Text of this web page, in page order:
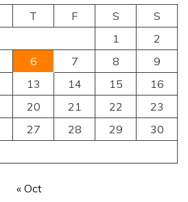
T F S
S
1
2
6 7 8
9
13 14 15
16
20 21 22
23
27 28 29
30
« Oct